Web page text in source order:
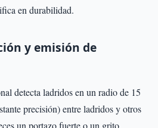
en durabilidad.
y emisión de
detecta ladridos en un radio de 15
precisión) entre ladridos y otros
un portazo fuerte o un grito